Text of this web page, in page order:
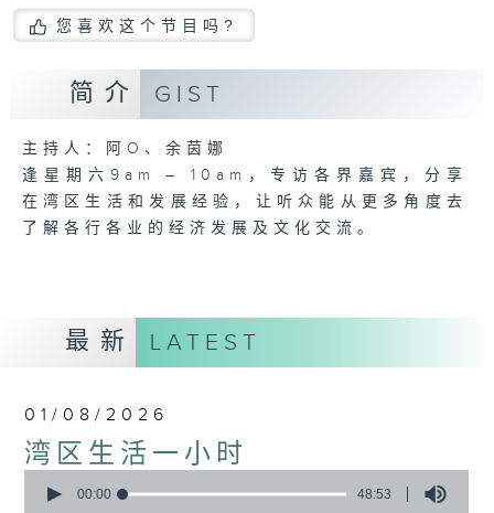
您喜欢这个节目吗?
简介 GIST
主持人：阿O、余茵娜
逢星期六9am – 10am，专访各界嘉宾，分享
在湾区生活和发展经验，让听众能从更多角度去
了解各行各业的经济发展及文化交流。
最新 LATEST
01/08/2026
湾区生活一小时
seconds
00:00 48:53